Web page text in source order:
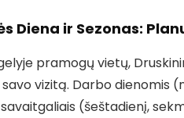
Diena ir Sezonas:
pramogų vietų,
vizitą. Darbo dienomis
(šeštadienį,